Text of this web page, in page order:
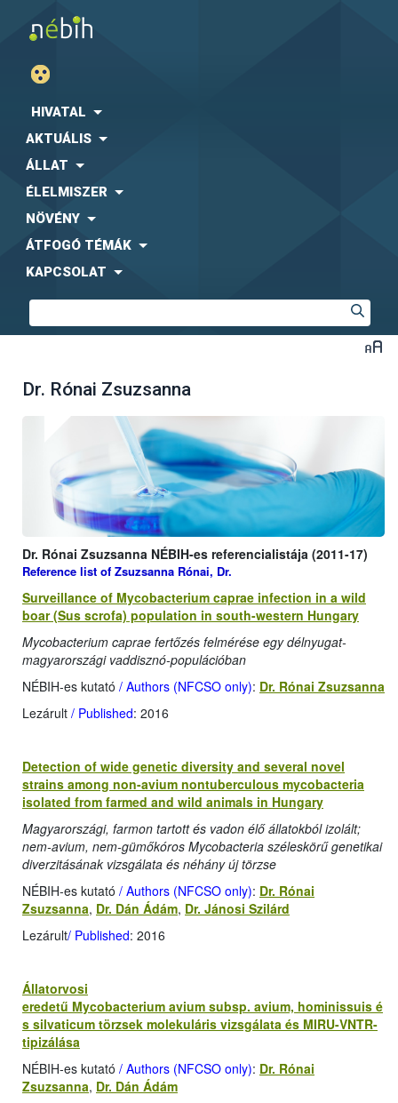
HIVATAL
AKTUÁLIS
ÁLLAT
ÉLELMISZER
NÖVÉNY
ÁTFOGÓ TÉMÁK
KAPCSOLAT
Dr. Rónai Zsuzsanna
Dr. Rónai Zsuzsanna NÉBIH-es referencialistája (2011-17)
Reference list of Zsuzsanna Rónai, Dr.
Surveillance of Mycobacterium caprae infection in a wild
boar (Sus scrofa) population in south-western Hungary
Mycobacterium caprae fertőzés felmérése egy délnyugat-
magyarországi vaddisznó-populációban
NÉBIH-es kutató / Authors (NFCSO only): Dr. Rónai Zsuzsanna
Lezárult / Published: 2016
Detection of wide genetic diversity and several novel
strains among non-avium nontuberculous mycobacteria
isolated from farmed and wild animals in Hungary
Magyarországi, farmon tartott és vadon élő állatokból izolált;
nem-avium, nem-gümőkóros Mycobacteria széleskörű genetikai
diverzitásának vizsgálata és néhány új törzse
NÉBIH-es kutató / Authors (NFCSO only): Dr. Rónai
Zsuzsanna, Dr. Dán Ádám, Dr. Jánosi Szilárd
Lezárult/ Published: 2016
Állatorvosi
eredetű Mycobacterium avium subsp. avium, hominissuis é
s silvaticum törzsek molekuláris vizsgálata és MIRU-VNTR-
tipizálása
NÉBIH-es kutató / Authors (NFCSO only): Dr. Rónai
Zsuzsanna, Dr. Dán Ádám